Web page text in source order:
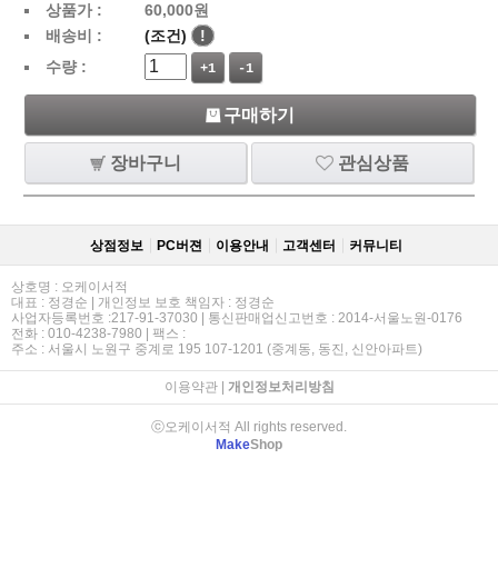
상품가 : 60,000원
배송비 :
(조건)
!
수량 :
+1 -1
구매하기
장바구니 관심상품
상점정보 PC버젼 이용안내 고객센터 커뮤니티
상호명 : 오케이서적
대표 : 정경순 | 개인정보 보호 책임자 : 정경순
사업자등록번호 :217-91-37030 | 통신판매업신고번호 : 2014-서울노원-0176
전화 : 010-4238-7980 | 팩스 :
주소 : 서울시 노원구 중계로 195 107-1201 (중계동, 동진, 신안아파트)
이용약관| 개인정보처리방침
ⓒ오케이서적 All rights reserved.
MakeShop